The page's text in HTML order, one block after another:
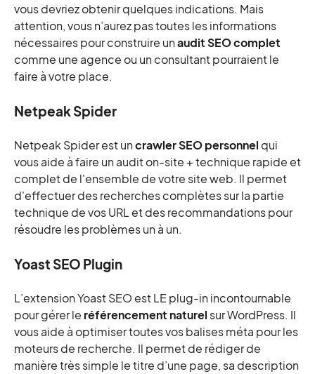
vous devriez obtenir quelques indications. Mais
attention, vous n’aurez pas toutes les informations
nécessaires pour construire unaudit SEO complet
comme une agence ou un consultant pourraient le
faire à votre place.
Netpeak Spider
Netpeak Spider est uncrawler SEO personnel qui
vous aide à faire un audit on-site + technique rapide et
complet de l'ensemble de votre site web. ll permet
d'effectuer des recherches complètes sur la partie
technique de vos URL et des recommandations pour
résoudre les problèmes un à un.
Yoast SEO Plugin
L’extension Yoast SEO est LE plug-in incontournable
pour gérer le référencement naturel sur WordPress. Il
vous aide à optimiser toutes vos balises méta pour les
moteurs de recherche. Il permet de rédiger de
manière très simple le titre d’une page, sa description
Google’s Mobile-Friendly Test
Dareboost
Schema Creator